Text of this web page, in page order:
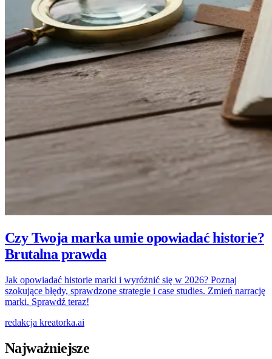
Czy Twoja marka umie opowiadać historie?
Brutalna prawda
Jak opowiadać historie marki i wyróżnić się w 2026? Poznaj
szokujące błędy, sprawdzone strategie i case studies. Zmień narrację
marki. Sprawdź teraz!
redakcja kreatorka.ai
Najważniejsze